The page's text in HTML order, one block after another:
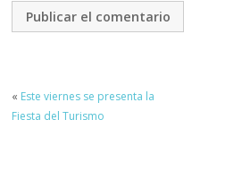
« Este viernes se presenta la
Fiesta del Turismo